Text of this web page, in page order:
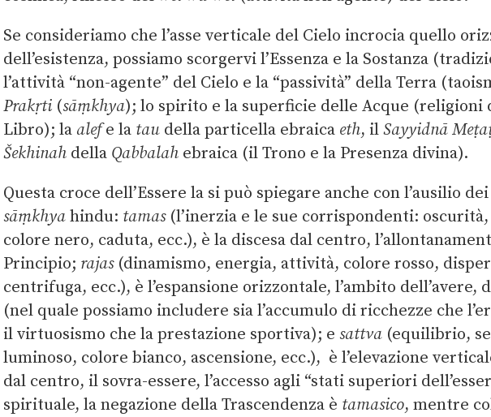
Se consideriamo che l’asse verticale del Cielo incrocia quello
dell’esistenza, possiamo scorgervi l’Essenza e la Sostanza
l’attività “non-agente” del Cielo e la “passività” della Terra
Prakṛti (sāṃkhya); lo spirito e la superficie delle Acque (religioni
Libro); la alefe la tau della particella ebraica eth, ilSayyidnā
Šekhinah della Qabbalah ebraica (il Trono e la Presenza divina).
Questa croce dell’Essere la si può spiegare anche con l’ausilio
sāṃkhyahindu: tamas(l’inerzia e le sue corrispondenti:
colore nero, caduta, ecc.), è la discesa dal centro,
Principio; rajas(dinamismo, energia, attività, colore rosso,
centrifuga, ecc.), è l’espansione orizzontale, l’ambito dell’avere,
(nel quale possiamo includere sia l’accumulo di ricchezze che
il virtuosismo che la prestazione sportiva); e sattva (equilibrio,
luminoso, colore bianco, ascensione, ecc.), è l’elevazione
dal centro, il sovra-essere, l’accesso agli “stati superiori
spirituale, la negazione della Trascendenza è tamasico, mentre